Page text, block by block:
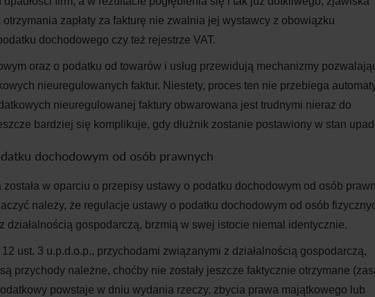
otrzymania zapłaty za fakturę nie zwalnia jej wystawcy z obowiązku
dochodowego czy też rejestrze VAT.
oraz o podatku od towarów i usług przewidują mechanizmy
nieuregulowanych faktur. Niestety, proces ten nie przebiega
nieuregulowanej faktury obwarowana jest trudnymi nieraz do
bardziej się komplikuje, gdy dłużnik zostanie postawiony w stan
dochodowym od osób prawnych
w oparciu o przepisy ustawy o podatku dochodowym od osób
należy, że regulacje ustawy o podatku dochodowym od osób
działalnością gospodarczą, brzmią w swej istocie niemal identycznie.
ust. 3 u.p.d.o.p., przychodami związanymi z działalnością gospodarczą,
przychody należne, choćby nie zostały jeszcze faktycznie otrzymane
powstaje w dniu wydania rzeczy, zbycia prawa majątkowego lub